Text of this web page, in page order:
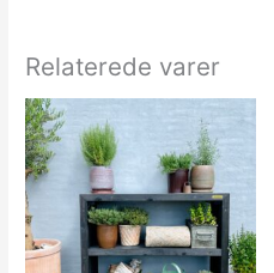
Relaterede varer